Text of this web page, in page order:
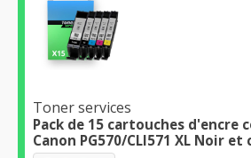
Toner services
Pack de 15 cartouches d'encre
Canon PG570/CLI571 XL Noir et